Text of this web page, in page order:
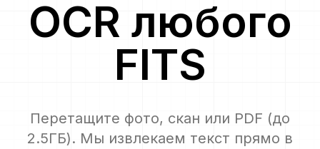
OCR любого
FITS
Перетащите фото, скан или PDF (до
2.5ГБ). Мы извлекаем текст прямо в